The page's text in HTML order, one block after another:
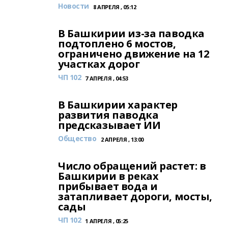
Новости 8 АПРЕЛЯ , 05:12
В Башкирии из-за паводка
подтоплено 6 мостов,
ограничено движение на 12
участках дорог
ЧП 102 7 АПРЕЛЯ , 04:53
В Башкирии характер
развития паводка
предсказывает ИИ
Общество 2 АПРЕЛЯ , 13:00
Число обращений растет: в
Башкирии в реках
прибывает вода и
затапливает дороги, мосты,
сады
ЧП 102 1 АПРЕЛЯ , 05:25